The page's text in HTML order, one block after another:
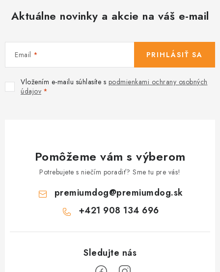
Aktuálne novinky a akcie na váš e-mail
Email
Vložením e-mailu súhlasíte s podmienkami ochrany osobných
údajov
PRIHLÁSIŤ SA
Pomôžeme vám s výberom
Potrebujete s niečím poradiť? Sme tu pre vás!
premiumdog@premiumdog.sk
+421 908 134 696